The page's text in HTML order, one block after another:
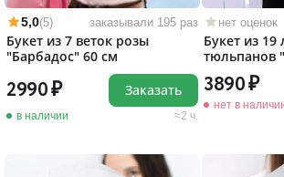
5,0(5) заказывали 195 раз
Букет из 7 веток розы
"Барбадос" 60 см
2990
в наличии 2 ч.
Заказать
нет оценок
Букет из
тюльпанов
любовь!"
3890
нет в